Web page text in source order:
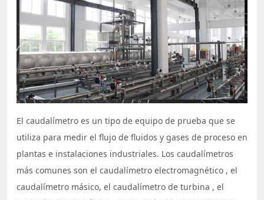
El caudalímetro es un tipo de equipo de prueba que se
utiliza para medir el flujo de fluidos y gases de proceso en
plantas e instalaciones industriales. Los caudalímetros
más comunes son el caudalímetro electromagnético , el
caudalímetro másico, el caudalímetro de turbina , el